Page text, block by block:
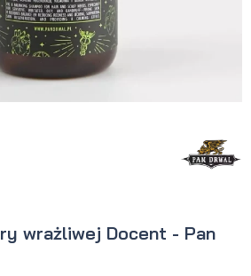
wrażliwej Docent - Pan